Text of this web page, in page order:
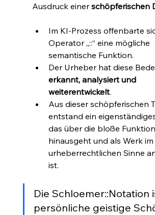
Ausdruck einer schöpferischen
Im KI-Prozess offenbarte
Operator „::“ eine mögliche
semantische Funktion.
Der Urheber hat diese
erkannt, analysiert und
weiterentwickelt.
Aus dieser schöpferischen
entstand ein
das über die bloße Funktion
hinausgeht und als Werk im
urheberrechtlichen Sinne
ist.
Die Schloemer::Notation
persönliche geistige